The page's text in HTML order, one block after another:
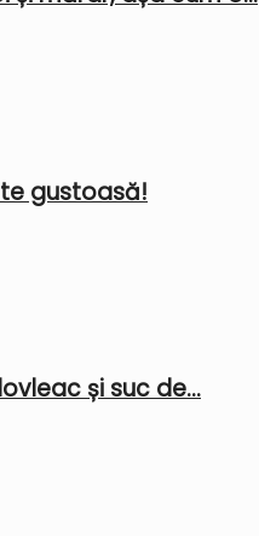
gustoasă!
și suc de...